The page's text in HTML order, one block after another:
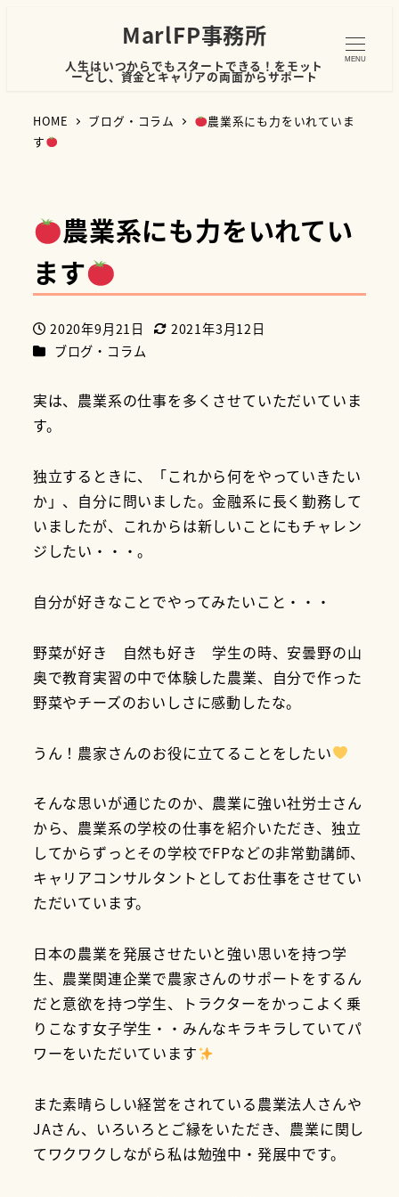
MarlFP事務所
人生はいつからでもスタートできる！をモット
ーとし、資金とキャリアの両面からサポート
MENU
HOME ブログ・コラム
農業系にも力をいれていま
す
農業系にも力をいれてい
ます
投稿日
2020年9月21日
更新日
2021年3月12日
カテゴリー
ブログ・コラム
実は、農業系の仕事を多くさせていただいていま
す。
独立するときに、「これから何をやっていきたい
か」、自分に問いました。金融系に長く勤務して
いましたが、これからは新しいことにもチャレン
ジしたい・・・。
自分が好きなことでやってみたいこと・・・
野菜が好き 自然も好き 学生の時、安曇野の山
奥で教育実習の中で体験した農業、自分で作った
野菜やチーズのおいしさに感動したな。
うん！農家さんのお役に立てることをしたい
そんな思いが通じたのか、農業に強い社労士さん
から、農業系の学校の仕事を紹介いただき、独立
してからずっとその学校でFPなどの非常勤講師、
キャリアコンサルタントとしてお仕事をさせてい
ただいています。
日本の農業を発展させたいと強い思いを持つ学
生、農業関連企業で農家さんのサポートをするん
だと意欲を持つ学生、トラクターをかっこよく乗
りこなす女子学生・・みんなキラキラしていてパ
ワーをいただいています
また素晴らしい経営をされている農業法人さんや
JAさん、いろいろとご縁をいただき、農業に関し
てワクワクしながら私は勉強中・発展中です。